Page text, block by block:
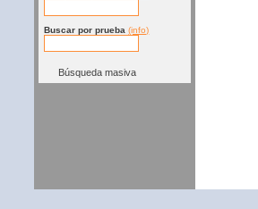
Buscar por prueba (info)
Búsqueda masiva